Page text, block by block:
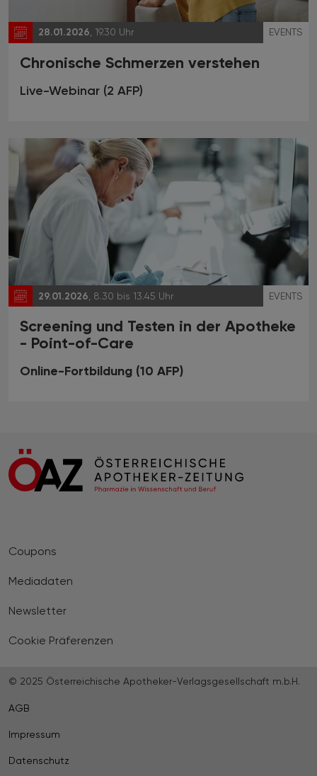
28.01.2026 , 19.30 Uhr EVENTS
Chronische Schmerzen verstehen
Live-Webinar (2 AFP)
29.01.2026 , 8.30 bis 13.45 Uhr EVENTS
Screening und Testen in der Apotheke
- Point-of-Care
Online-Fortbildung (10 AFP)
Coupons
Mediadaten
Newsletter
Cookie Präferenzen
© 2025 Österreichische Apotheker-Verlagsgesellschaft m.b.H.
AGB
Impressum
Datenschutz